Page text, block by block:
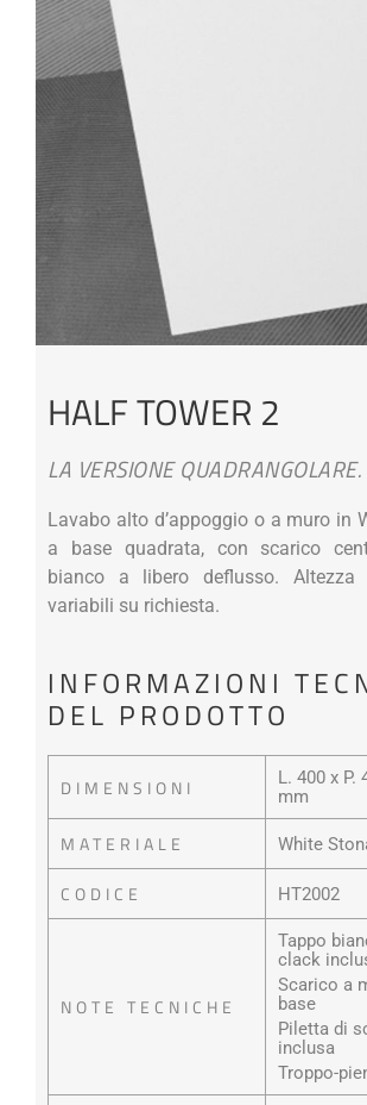
HALF TOWER 2
LA VERSIONE QUADRANGOLARE.
Lavabo alto d’appoggio o a muro in
a base quadrata, con scarico
bianco a libero deflusso. Altezza
variabili su richiesta.
INFORMAZIONI
DEL PRODOTTO
DIMENSIONI
L. 400 x P.
mm
MATERIALE White
CODICE HT2002
NOTE TECNICHE
Tappo
clack
Scarico a
base
Piletta di
inclusa
Troppo-